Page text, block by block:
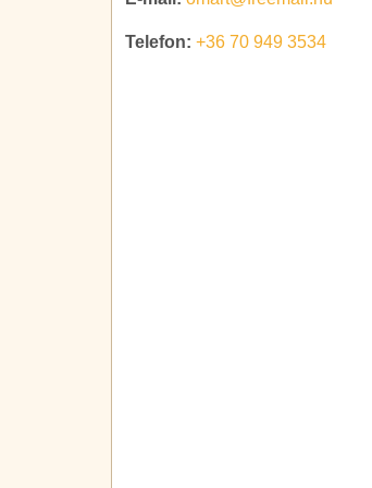
Telefon: +36 70 949 3534